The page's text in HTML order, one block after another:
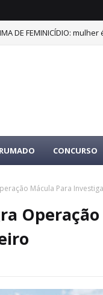
DE FEMINICÍDIO:
CONCURSO
Mácula Para